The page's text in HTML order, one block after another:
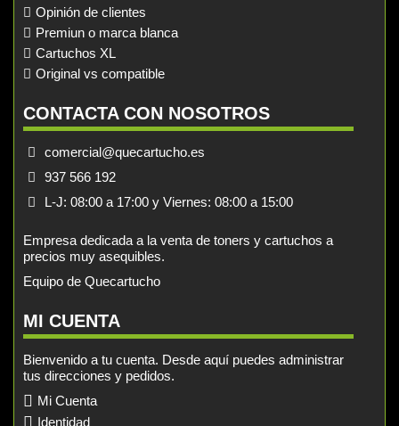
Opinión de clientes
Premiun o marca blanca
Cartuchos XL
Original vs compatible
CONTACTA CON NOSOTROS
comercial@quecartucho.es
937 566 192
L-J: 08:00 a 17:00 y Viernes: 08:00 a 15:00
Empresa dedicada a la venta de toners y cartuchos a
precios muy asequibles.
Equipo de Quecartucho
MI CUENTA
Bienvenido a tu cuenta. Desde aquí puedes administrar
tus direcciones y pedidos.
Mi Cuenta
Identidad